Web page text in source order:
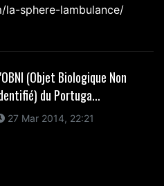
la-sphere-lambulance/
(Objet Biologique Non
du Portuga...
27 Mar 2014, 22:21